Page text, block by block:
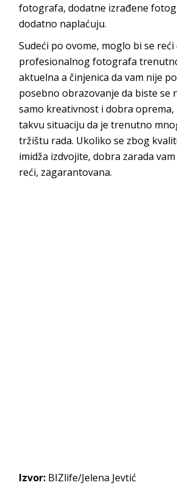
fotografa, dodatne izrađene
dodatno naplaćuju.
Sudeći po ovome, moglo bi se
profesionalnog fotografa
aktuelna a činjenica da vam nije
posebno obrazovanje da biste se
samo kreativnost i dobra oprema,
takvu situaciju da je trenutno
tržištu rada. Ukoliko se zbog
imidža izdvojite, dobra zarada
reći, zagarantovana.
Izvor: BIZlife/Jelena Jevtić